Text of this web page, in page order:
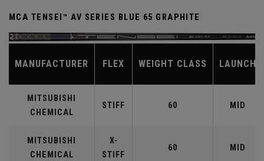
MCA TENSEI™ AV SERIES BLUE 65 GRAPHITE
MANUFACTURER FLEX WEIGHT CLASS LAUNCH
MITSUBISHI
CHEMICAL
STIFF 60 MID
MITSUBISHI
CHEMICAL
X-
STIFF
60 MID